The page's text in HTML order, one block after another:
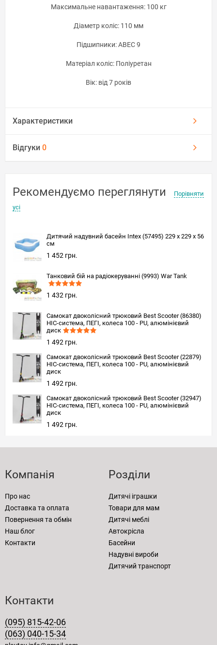
Максимальне навантаження: 100 кг
Діаметр коліс: 110 мм
Підшипники: ABEC 9
Матеріал коліс: Поліуретан
Вік: від 7 років
Характеристики
Відгуки 0
Рекомендуємо переглянути
Порівняти
усі
Дитячий надувний басейн Intex (57495) 229 х 229 x 56
см
1 452 грн.
Танковий бій на радіокеруванні (9993) War Tank
1 432 грн.
Самокат двоколісний трюковий Best Scooter (86380)
HIC-система, ПЕГІ, колеса 100 - PU, алюмінієвий
диск
1 492 грн.
Самокат двоколісний трюковий Best Scooter (22879)
HIC-система, ПЕГІ, колеса 100 - PU, алюмінієвий
диск
1 492 грн.
Самокат двоколісний трюковий Best Scooter (32947)
HIC-система, ПЕГІ, колеса 100 - PU, алюмінієвий
диск
1 492 грн.
Компанія
Про нас
Доставка та оплата
Повернення та обмін
Наш блог
Контакти
Розділи
Дитячі іграшки
Товари для мам
Дитячі меблі
Автокрісла
Басейни
Надувні вироби
Дитячий транспорт
Контакти
(095) 815-42-06
(063) 040-15-34